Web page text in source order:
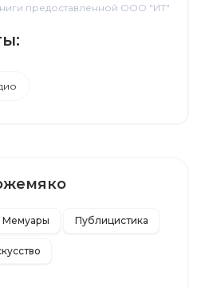
предоставленной ООО "ИТ"
Мемуары Публицистика